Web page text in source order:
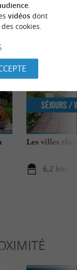
VOUS
Les villes
6,2 km -
Séjours /
.
vidéosdont
cookies.